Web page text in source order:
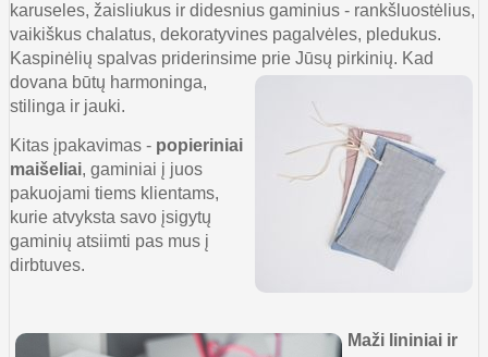
karuseles, žaisliukus ir didesnius gaminius - rankšluostėlius,
vaikiškus chalatus, dekoratyvines pagalvėles, pledukus.
Kaspinėlių spalvas priderinsime prie Jūsų pirkinių. Kad
dovana būtų harmoninga,
stilinga ir jauki.
Kitas įpakavimas - popieriniai
maišeliai, gaminiai į juos
pakuojami tiems klientams,
kurie atvyksta savo įsigytų
gaminių atsiimti pas mus į
dirbtuves.
Maži l ininiai ir